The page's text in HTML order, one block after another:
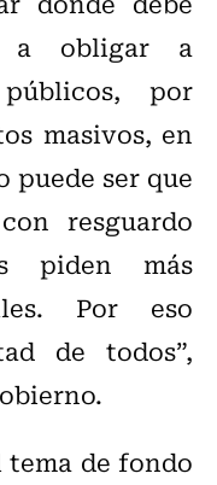
a obligar a
por
masivos, en
ser que
resguardo
piden más
Por eso
de todos”,
tema de fondo